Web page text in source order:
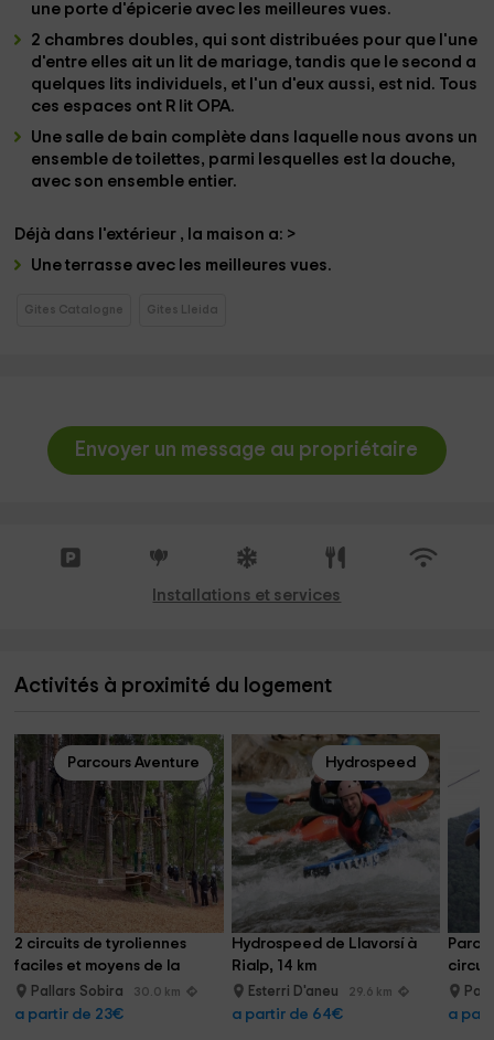
une porte d'épicerie avec les meilleures vues.
2 chambres doubles, qui sont distribuées pour que l'une
d'entre elles ait un lit de mariage, tandis que le second a
quelques lits individuels, et l'un d'eux aussi, est nid . Tous
ces espaces ont R lit OPA.
Une salle de bain complète dans laquelle nous avons un
ensemble de toilettes, parmi lesquelles est la douche,
avec son ensemble entier.
Déjà dans l'extérieur , la maison a: >
Uneterrasse avec les meilleures vues.
Gites Catalogne Gites Lleida
Envoyer un message au propriétaire
Installations et services
Activités à proximité du logement
Parcours Aventure
2 circuits de tyroliennes
faciles et moyens de la
Vallée d'Aneu
Pallars Sobira 30.0 km
a partir de 23€
Hydrospeed
Hydrospeed de Llavorsí à
Rialp, 14 km
Esterri D'aneu 29.6 km
a partir de 64€
Parc
a